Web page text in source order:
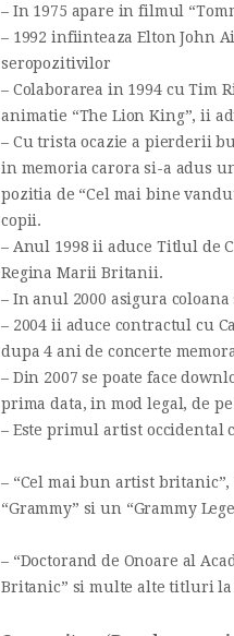
– In 1975 apare in filmul
– 1992 infiinteaza Elton John
seropozitivilor
– Colaborarea in 1994 cu Tim
animatie “The Lion King”, ii
– Cu trista ocazie a pierderii
in memoria carora si-a adus
pozitia de “Cel mai bine
copii.
– Anul 1998 ii aduce Titlul de
Regina Marii Britanii.
– In anul 2000 asigura
– 2004 ii aduce contractul cu
dupa 4 ani de concerte
– Din 2007 se poate face
prima data, in mod legal, de
– Este primul artist occidental
– “Cel mai bun artist britanic”,
“Grammy” si un “Grammy
– “Doctorand de Onoare al
Britanic” si multe alte titluri la